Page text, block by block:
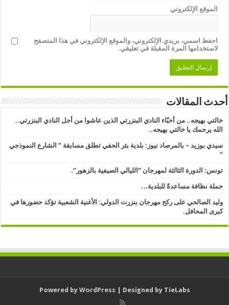
الموقع الإلكتروني
احفظ اسمي، بريدي الإلكتروني، والموقع الإلكتروني في هذا المتصفح
لاستخدامها المرة المقبلة في تعليقي.
أحدث المقالات
خالتي بهيجه.. من أحبّاء النادي البنزرتي الذين عاشوا من أجل النادي البنزرتي..
الله يرحمك يا خالتي بهيجه..
سيدي بوزيد – بالمرصاد نيوز: بلدية بئر الحفي تطلق مسابقة ” الشارع النموذجي
” ​
تونس: الدورة الثالثة لمهرجان “الليالي الصيفية بالزهور”.
حملة نظافة مساعدةً للبلدية…
وليد الصالحي على ركح مهرجان بنزرت الدولي: الأغنية الشعبية تؤكد حضورها في
كبرى المحافل.
Powered by WordPress | Designed by TieLabs